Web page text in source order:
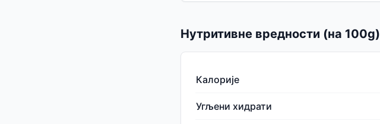
Нутритивне вредности (на 100g)
Калорије
Угљени хидрати